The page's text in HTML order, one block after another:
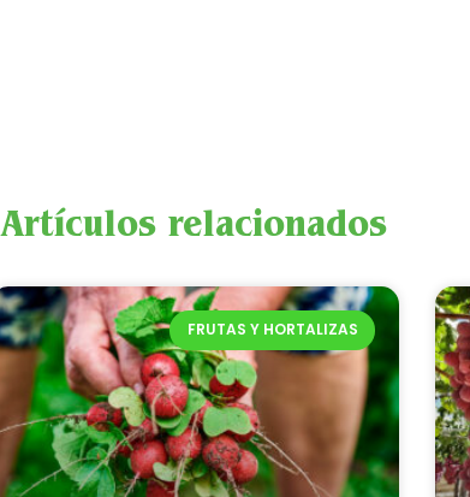
Artículos relacionados
FRUTAS Y HORTALIZAS